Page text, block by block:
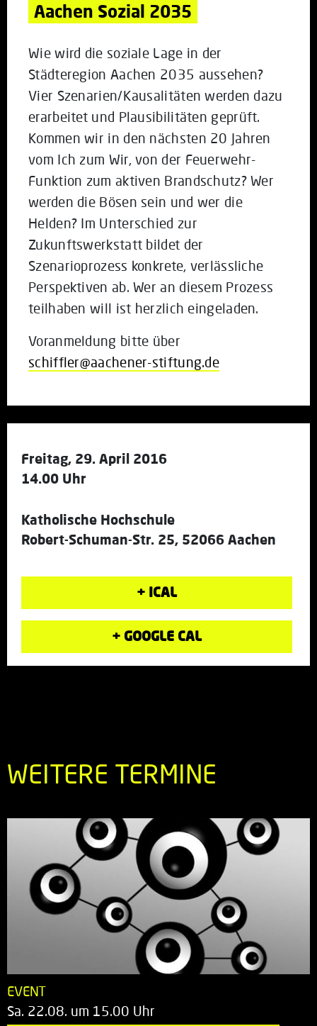
Aachen Sozial 2035
Wie wird die soziale Lage in der
Städteregion Aachen 2035 aussehen?
Vier Szenarien/Kausalitäten werden dazu
erarbeitet und Plausibilitäten geprüft.
Kommen wir in den nächsten 20 Jahren
vom Ich zum Wir, von der Feuerwehr-
Funktion zum aktiven Brandschutz? Wer
werden die Bösen sein und wer die
Helden? Im Unterschied zur
Zukunftswerkstatt bildet der
Szenarioprozess konkrete, verlässliche
Perspektiven ab. Wer an diesem Prozess
teilhaben will ist herzlich eingeladen.
Voranmeldung bitte über
schiffler@aachener-stiftung.de
Freitag, 29. April 2016
14.00 Uhr
Katholische Hochschule
Robert-Schuman-Str. 25, 52066 Aachen
+ ICAL
+ GOOGLE CAL
WEITERE TERMINE
EVENT
Sa. 22.08. um 15.00 Uhr